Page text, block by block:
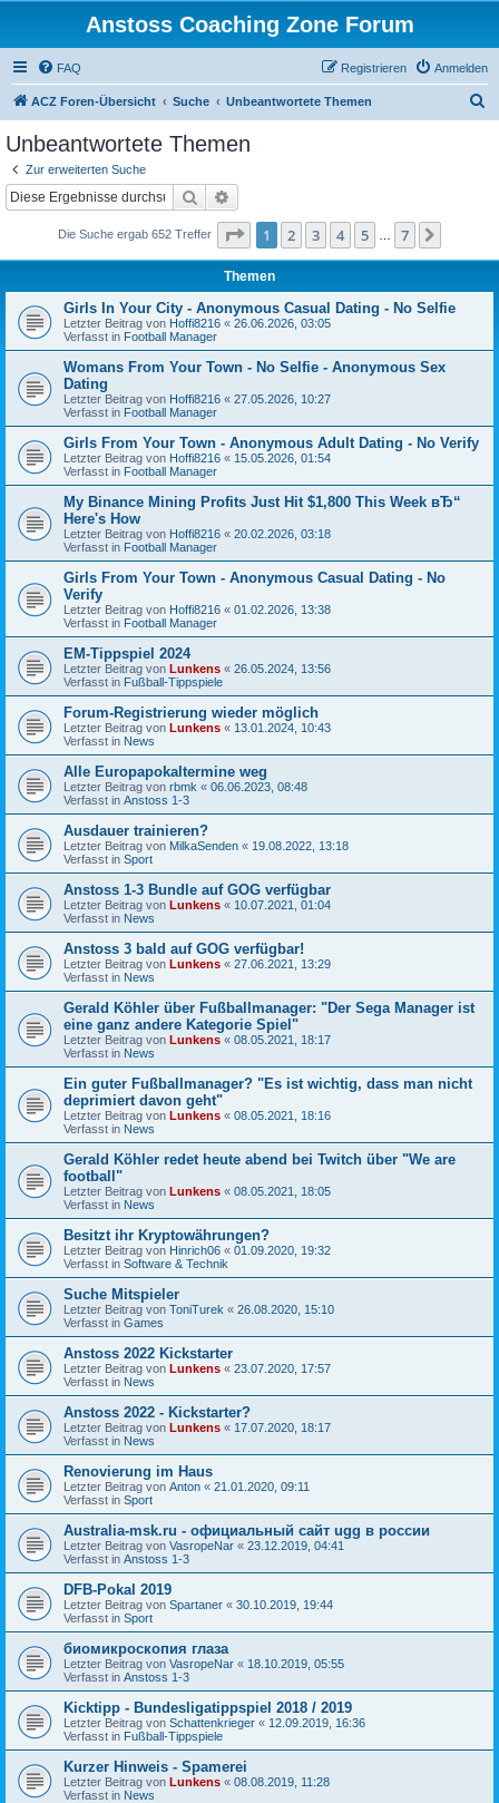
Anstoss Coaching Zone Forum
FAQ Anmelden
Registrieren
ACZ Foren-Übersicht Suche Unbeantwortete Themen
Unbeantwortete Themen
Zur erweiterten Suche
Suche
Die Suche ergab 652 Treffer Seite 1von
1 2 3 4 5 7
Themen
Girls In Your City - Anonymous Casual Dating - No Selfie
Letzter Beitrag von Hoffi8216 « 26.06.2026, 03:05
Verfasst in Football Manager
Womans From Your Town - No Selfie - Anonymous Sex
Dating
Letzter Beitrag von Hoffi8216 « 27.05.2026, 10:27
Verfasst in Football Manager
Girls From Your Town - Anonymous Adult Dating - No Verify
Letzter Beitrag von Hoffi8216 « 15.05.2026, 01:54
Verfasst in Football Manager
My Binance Mining Profits Just Hit $1,800 This Week вЂ“
Here's How
Letzter Beitrag von Hoffi8216 « 20.02.2026, 03:18
Verfasst in Football Manager
Girls From Your Town - Anonymous Casual Dating - No
Verify
Letzter Beitrag von Hoffi8216 « 01.02.2026, 13:38
Verfasst in Football Manager
EM-Tippspiel 2024
Letzter Beitrag von Lunkens « 26.05.2024, 13:56
Verfasst in Fußball-Tippspiele
Forum-Registrierung wieder möglich
Letzter Beitrag von Lunkens « 13.01.2024, 10:43
Verfasst in News
Alle Europapokaltermine weg
Letzter Beitrag von rbmk « 06.06.2023, 08:48
Verfasst in Anstoss 1-3
Ausdauer trainieren?
Letzter Beitrag von MilkaSenden « 19.08.2022, 13:18
Verfasst in Sport
Anstoss 1-3 Bundle auf GOG verfügbar
Letzter Beitrag von Lunkens « 10.07.2021, 01:04
Verfasst in News
Anstoss 3 bald auf GOG verfügbar!
Letzter Beitrag von Lunkens « 27.06.2021, 13:29
Verfasst in News
Gerald Köhler über Fußballmanager: "Der Sega Manager ist
eine ganz andere Kategorie Spiel"
Letzter Beitrag von Lunkens « 08.05.2021, 18:17
Verfasst in News
Ein guter Fußballmanager? "Es ist wichtig, dass man nicht
deprimiert davon geht"
Letzter Beitrag von Lunkens « 08.05.2021, 18:16
Verfasst in News
Gerald Köhler redet heute abend bei Twitch über "We are
football"
Letzter Beitrag von Lunkens « 08.05.2021, 18:05
Verfasst in News
Besitzt ihr Kryptowährungen?
Letzter Beitrag von Hinrich06 « 01.09.2020, 19:32
Verfasst in Software & Technik
Suche Mitspieler
Letzter Beitrag von ToniTurek « 26.08.2020, 15:10
Verfasst in Games
Anstoss 2022 Kickstarter
Letzter Beitrag von Lunkens « 23.07.2020, 17:57
Verfasst in News
Anstoss 2022 - Kickstarter?
Letzter Beitrag von Lunkens « 17.07.2020, 18:17
Verfasst in News
Renovierung im Haus
Letzter Beitrag von Anton « 21.01.2020, 09:11
Verfasst in Sport
Australia-msk.ru - официальный сайт ugg в россии
Letzter Beitrag von VasropeNar « 23.12.2019, 04:41
Verfasst in Anstoss 1-3
DFB-Pokal 2019
Letzter Beitrag von Spartaner « 30.10.2019, 19:44
Verfasst in Sport
биомикроскопия глаза
Letzter Beitrag von VasropeNar « 18.10.2019, 05:55
Verfasst in Anstoss 1-3
Kicktipp - Bundesligatippspiel 2018 / 2019
Letzter Beitrag von Schattenkrieger « 12.09.2019, 16:36
Verfasst in Fußball-Tippspiele
Kurzer Hinweis - Spamerei
Letzter Beitrag von Lunkens « 08.08.2019, 11:28
Verfasst in News